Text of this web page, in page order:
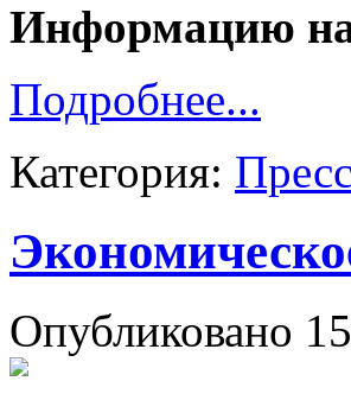
Информацию
Подробнее...
Категория:
Опубликовано